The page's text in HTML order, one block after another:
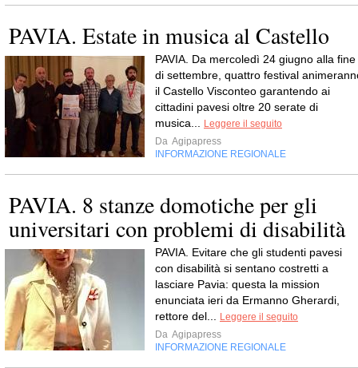
PAVIA. Estate in musica al Castello
PAVIA. Da mercoledì 24 giugno alla fine
di settembre, quattro festival
il Castello Visconteo garantendo ai
cittadini pavesi oltre 20 serate di
musica...
Leggere il seguito
Da Agipapress
INFORMAZIONE REGIONALE
PAVIA. 8 stanze domotiche per gli
universitari con problemi di disabilità
PAVIA. Evitare che gli studenti pavesi
con disabilità si sentano costretti a
lasciare Pavia: questa la mission
enunciata ieri da Ermanno Gherardi,
rettore del...
Leggere il seguito
Da Agipapress
INFORMAZIONE REGIONALE